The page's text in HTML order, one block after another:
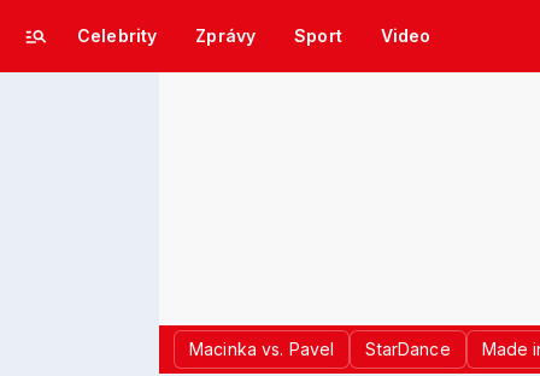
Celebrity Zprávy Sport Video
Macinka vs. Pavel StarDance Made